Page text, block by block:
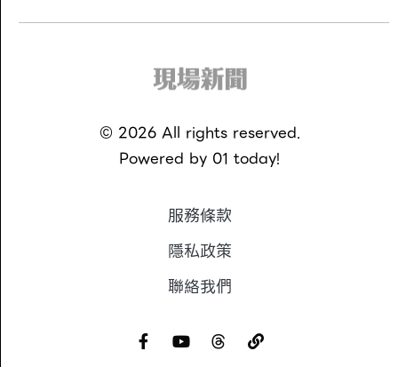
© 2026All rights reserved.
Powered by 01 today!
服務條款
隱私政策
聯絡我們